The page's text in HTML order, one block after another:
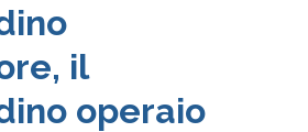
il
operaio